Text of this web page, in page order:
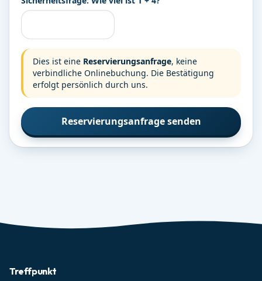
Dies ist eine Reservierungsanfrage, keine
verbindliche Onlinebuchung. Die Bestätigung
erfolgt persönlich durch uns.
Reservierungsanfrage senden
Treffpunkt